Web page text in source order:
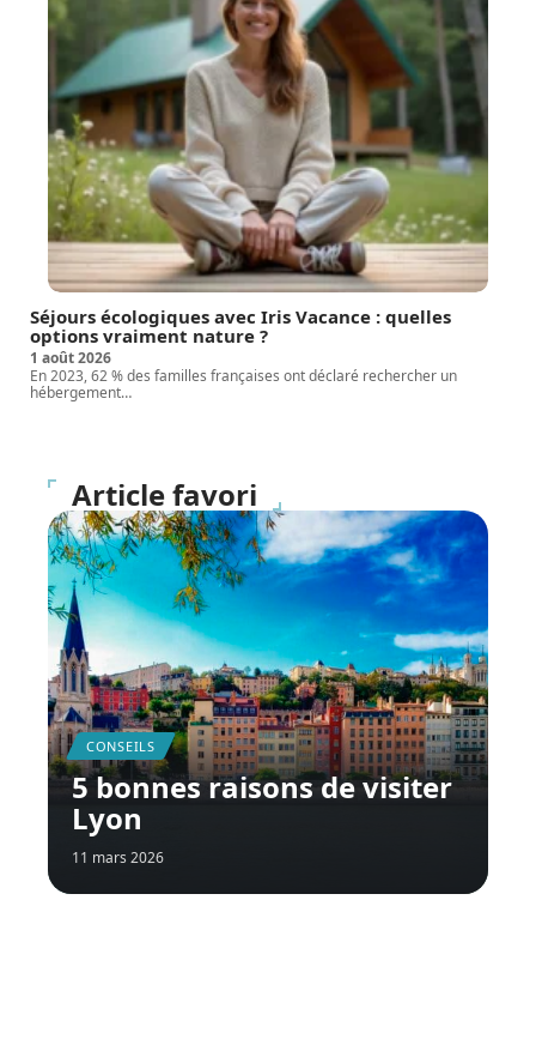
Séjours écologiques avec Iris Vacance : quelles
options vraiment nature ?
1 août 2026
En 2023, 62 % des familles françaises ont déclaré rechercher un
hébergement…
Article favori
CONSEILS
5 bonnes raisons de visiter
Lyon
11 mars 2026